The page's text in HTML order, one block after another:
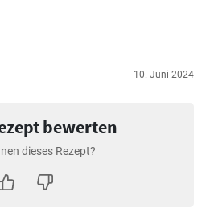
10. Juni 2024
bewerten
dieses Rezept?